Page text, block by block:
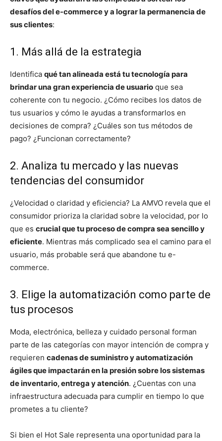
desafíos del e-commerce y a lograr la permanencia de
sus clientes:
1. Más allá de la estrategia
Identifica qué tan alineada está tu tecnología para
brindar una gran experiencia de usuario que sea
coherente con tu negocio. ¿Cómo recibes los datos de
tus usuarios y cómo le ayudas a transformarlos en
decisiones de compra? ¿Cuáles son tus métodos de
pago? ¿Funcionan correctamente?
2. Analiza tu mercado y las nuevas
tendencias del consumidor
¿Velocidad o claridad y eficiencia? La AMVO revela que el
consumidor prioriza la claridad sobre la velocidad, por lo
que es crucial que tu proceso de compra sea sencillo y
eficiente. Mientras más complicado sea el camino para el
usuario, más probable será que abandone tu e-
commerce.
3. Elige la automatización como parte de
tus procesos
Moda, electrónica, belleza y cuidado personal forman
parte de las categorías con mayor intención de compra y
requieren cadenas de suministro y automatización
ágiles que impactarán en la presión sobre los sistemas
de inventario, entrega y atención. ¿Cuentas con una
infraestructura adecuada para cumplir en tiempo lo que
prometes a tu cliente?
Si bien el Hot Sale representa una oportunidad para la